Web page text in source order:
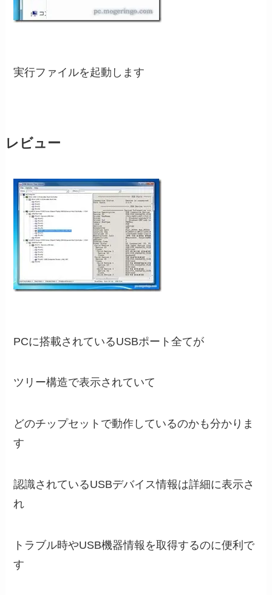
実行ファイルを起動します
レビュー
PCに搭載されているUSBポート全てが
ツリー構造で表示されていて
どのチップセットで動作しているのかも分かりま
す
認識されているUSBデバイス情報は詳細に表示さ
れ
トラブル時やUSB機器情報を取得するのに便利で
す